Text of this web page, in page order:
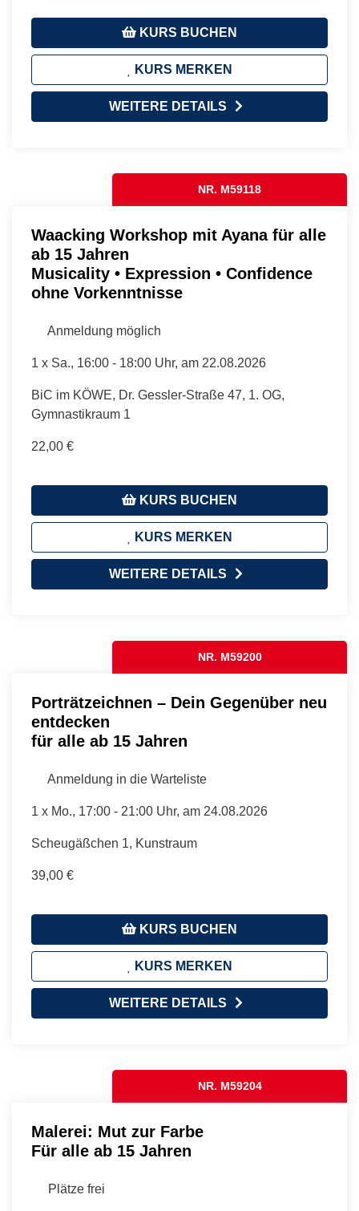
KURS BUCHEN
KURS MERKEN
WEITERE DETAILS
NR. M59118
Waacking Workshop mit Ayana für alle
ab 15 Jahren
Musicality • Expression • Confidence
ohne Vorkenntnisse
Anmeldung möglich
1 x Sa., 16:00 - 18:00 Uhr, am 22.08.2026
BiC im KÖWE, Dr. Gessler-Straße 47, 1. OG,
Gymnastikraum 1
22,00 €
KURS BUCHEN
KURS MERKEN
WEITERE DETAILS
NR. M59200
Porträtzeichnen – Dein Gegenüber neu
entdecken
für alle ab 15 Jahren
Anmeldung in die Warteliste
1 x Mo., 17:00 - 21:00 Uhr, am 24.08.2026
Scheugäßchen 1, Kunstraum
39,00 €
KURS BUCHEN
KURS MERKEN
WEITERE DETAILS
NR. M59204
Malerei: Mut zur Farbe
Für alle ab 15 Jahren
Plätze frei